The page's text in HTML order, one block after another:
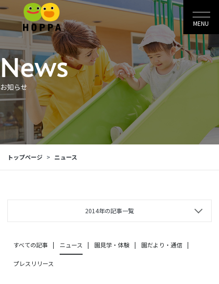
MENU
News
お知らせ
トップページ ニュース
2014年の記事一覧
すべての記事 ニュース 園見学・体験 園だより・通信
プレスリリース